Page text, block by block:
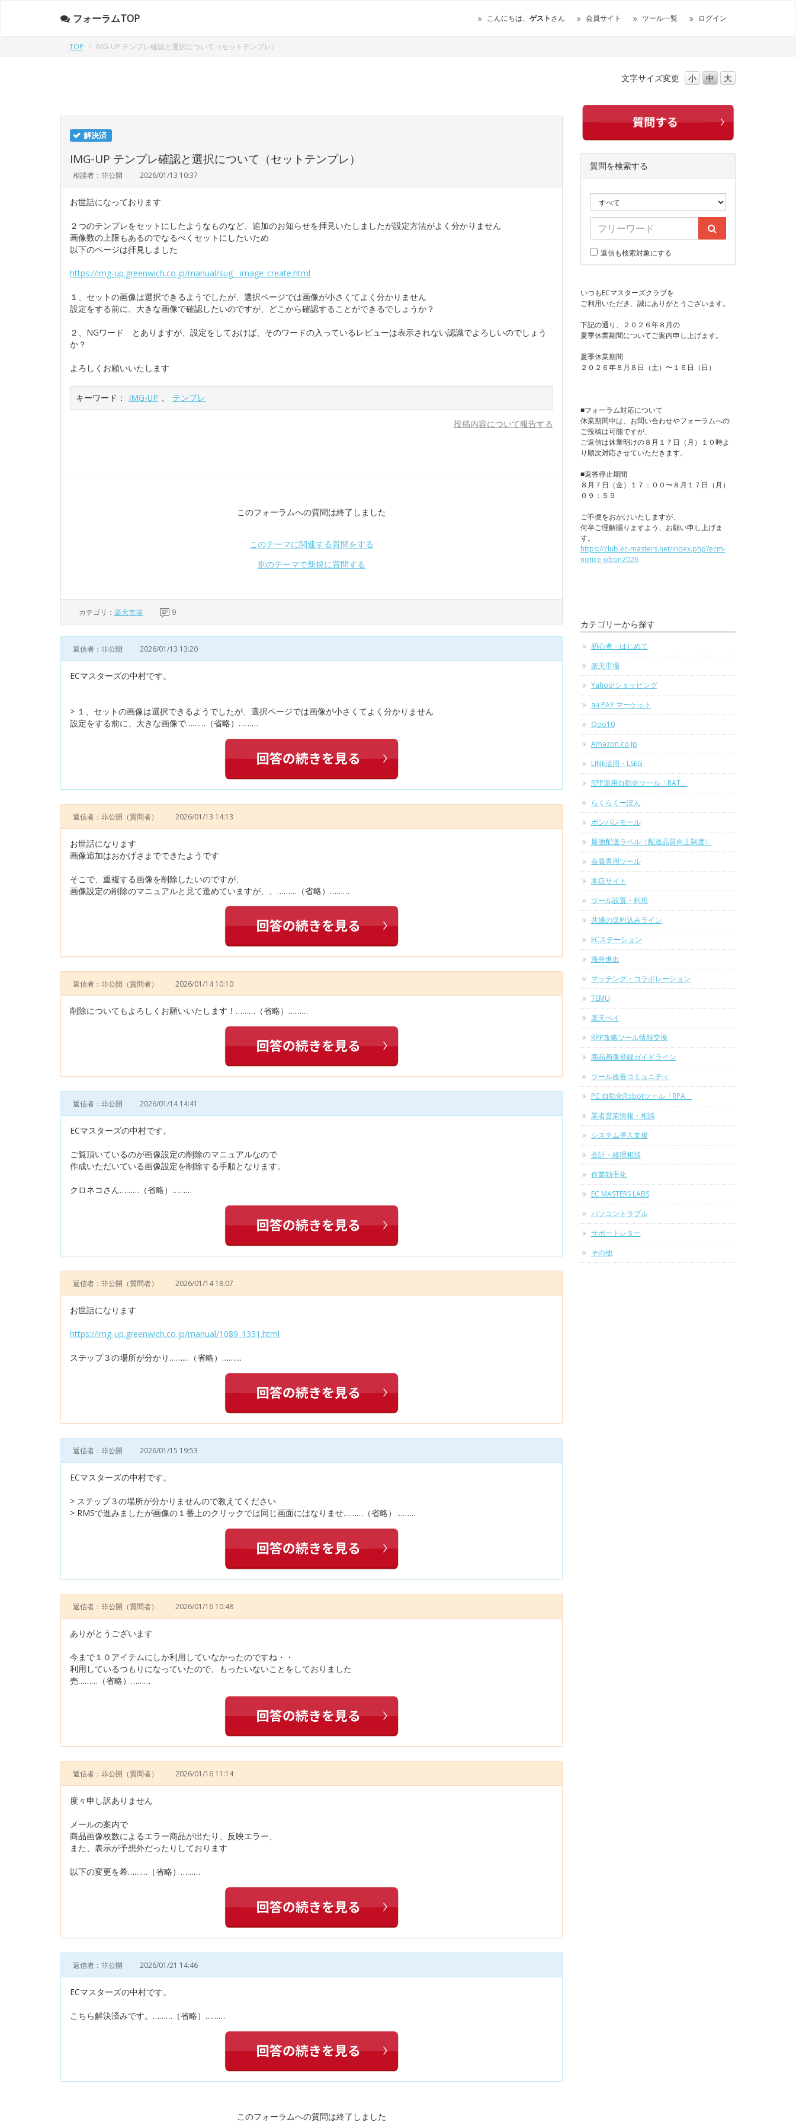
フォーラムTOP こんにちは、 ゲストさん 会員サイト ツール一覧 ログイン
TOP IMG-UP テンプレ確認と選択について（セットテンプレ）
文字サイズ変更 小 中 大
解決済
IMG-UP テンプレ確認と選択について（セットテンプレ）
相談者：非公開 2026/01/13 10:37
お世話になっております
２つのテンプレをセットにしたようなものなど、追加のお知らせを拝見いたしましたが設定方法がよく分かりません
画像数の上限もあるのでなるべくセットにしたいため
以下のページは拝見しました
https://img-up.greenwich.co.jp/manual/sug__image_create.html
１、セットの画像は選択できるようでしたが、選択ページでは画像が小さくてよく分かりません
設定をする前に、大きな画像で確認したいのですが、どこから確認することができるでしょうか？
２、NGワード とありますが、設定をしておけば、そのワードの入っているレビューは表示されない認識でよろしいのでしょう
か？
よろしくお願いいたします
キーワード： IMG-UP 、 テンプレ
投稿内容について報告する
このフォーラムへの質問は終了しました
このテーマに関連する質問をする
別のテーマで新規に質問する
カテゴリ： 楽天市場 9
返信者：非公開 2026/01/13 13:20
ECマスターズの中村です。
> １、セットの画像は選択できるようでしたが、選択ページでは画像が小さくてよく分かりません
設定をする前に、大きな画像で………（省略）………
返信者：非公開 （質問者） 2026/01/13 14:13
お世話になります
画像追加はおかげさまでできたようです
そこで、重複する画像を削除したいのですが、
画像設定の削除のマニュアルと見て進めていますが、、………（省略）………
返信者：非公開 （質問者） 2026/01/14 10:10
削除についてもよろしくお願いいたします！………（省略）………
返信者：非公開 2026/01/14 14:41
ECマスターズの中村です。
ご覧頂いているのが画像設定の削除のマニュアルなので
作成いただいている画像設定を削除する手順となります。
クロネコさん………（省略）………
返信者：非公開 （質問者） 2026/01/14 18:07
お世話になります
https://img-up.greenwich.co.jp/manual/1089_1331.html
ステップ３の場所が分かり………（省略）………
返信者：非公開 2026/01/15 19:53
ECマスターズの中村です。
> ステップ３の場所が分かりませんので教えてください
> RMSで進みましたが画像の１番上のクリックでは同じ画面にはなりませ………（省略）………
返信者：非公開 （質問者） 2026/01/16 10:48
ありがとうございます
今まで１０アイテムにしか利用していなかったのですね・・
利用しているつもりになっていたので、もったいないことをしておりました
売………（省略）………
返信者：非公開 （質問者） 2026/01/16 11:14
度々申し訳ありません
メールの案内で
商品画像枚数によるエラー商品が出たり、反映エラー、
また、表示が予想外だったりしております
以下の変更を希………（省略）………
返信者：非公開 2026/01/21 14:46
ECマスターズの中村です。
こちら解決済みです。………（省略）………
このフォーラムへの質問は終了しました
質問を検索する
返信も検索対象にする
いつもECマスターズクラブを
ご利用いただき、誠にありがとうございます。
下記の通り、２０２６年８月の
夏季休業期間についてご案内申し上げます。
夏季休業期間
２０２６年８月８日（土）〜１６日（日）
■フォーラム対応について
休業期間中は、お問い合わせやフォーラムへの
ご投稿は可能ですが、
ご返信は休業明けの８月１７日（月）１０時よ
り順次対応させていただきます。
■返答停止期間
８月７日（金）１７：００〜８月１７日（月）
０９：５９
ご不便をおかけいたしますが、
何卒ご理解賜りますよう、お願い申し上げま
す。
https://club.ec-masters.net/index.php?ecm-
notice-obon2026
カテゴリーから探す
初心者・はじめて
楽天市場
Yahoo!ショッピング
au PAY マーケット
Qoo10
Amazon.co.jp
LINE活用・LSEG
RPP運用自動化ツール「RAT」
らくらくーぽん
ポンパレモール
最強配送ラベル（配送品質向上制度）
会員専用ツール
本店サイト
ツール設置・利用
共通の送料込みライン
ECステーション
海外進出
マッチング・コラボレーション
TEMU
楽天ペイ
RPP攻略ツール情報交換
商品画像登録ガイドライン
ツール改善コミュニティ
PC 自動化Robotツール「RPA」
業者営業情報・相談
システム導入支援
会計・経理相談
作業効率化
EC MASTERS LABS
パソコントラブル
サポートレター
その他